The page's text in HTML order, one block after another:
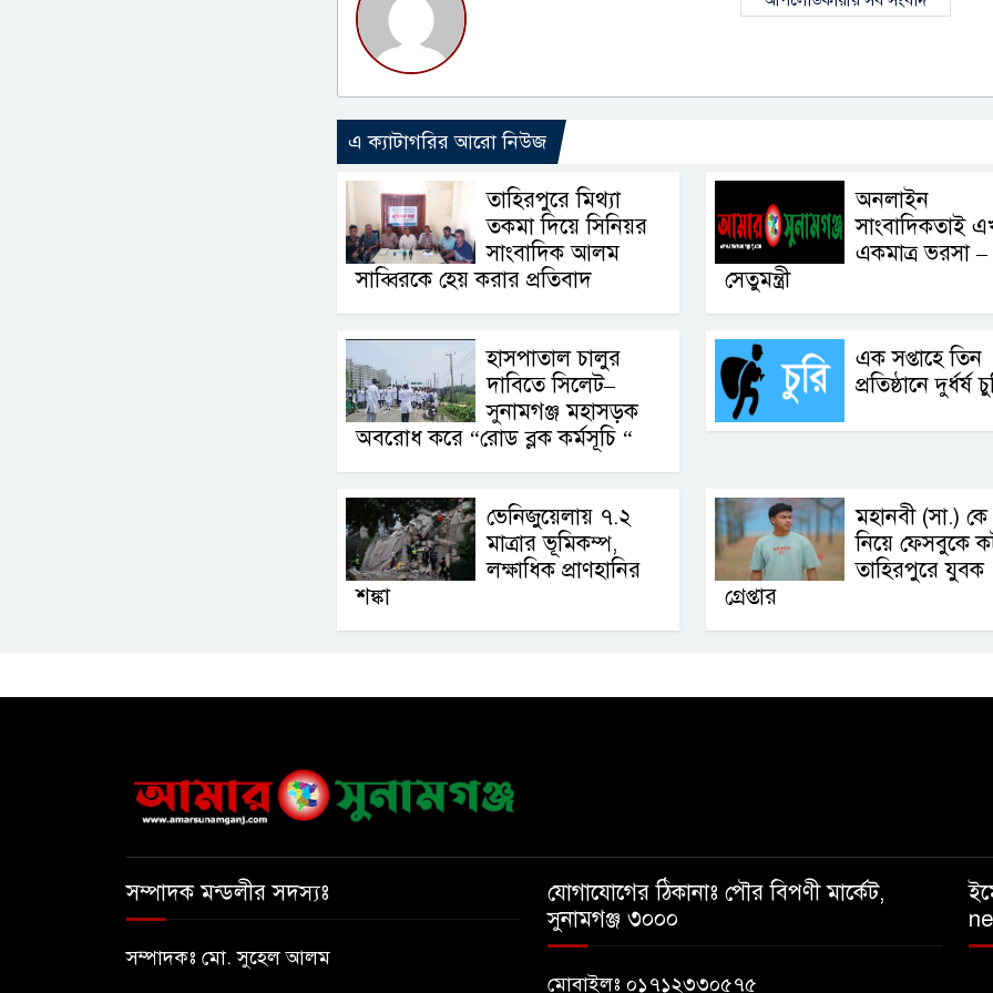
এ ক্যাটাগরির আরো নিউজ
তাহিরপুরে মিথ্যা
তকমা দিয়ে সিনিয়র
সাংবাদিক আলম
সাব্বিরকে হেয় করার প্রতিবাদ
অনলাইন
সাংবাদিকতাই
একমাত্র ভরসা –
সেতুমন্ত্রী
হাসপাতাল চালুর
দাবিতে সিলেট–
সুনামগঞ্জ মহাসড়ক
অবরোধ করে “রোড ব্লক কর্মসূচি “
এক সপ্তাহে তিন
প্রতিষ্ঠানে দুর্ধর্ষ
ভেনিজুয়েলায় ৭.২
মাত্রার ভূমিকম্প,
লক্ষাধিক প্রাণহানির
শঙ্কা
মহানবী (সা.) কে
নিয়ে ফেসবুকে
তাহিরপুরে যুবক
গ্রেপ্তার
সম্পাদক মন্ডলীর সদস্যঃ
সম্পাদকঃ মো. সুহেল আলম
যোগাযোগের ঠিকানাঃ পৌর বিপণী মার্কেট,
সুনামগঞ্জ ৩০০০
মোবাইলঃ ০১৭১২৩৩০৫৭৫